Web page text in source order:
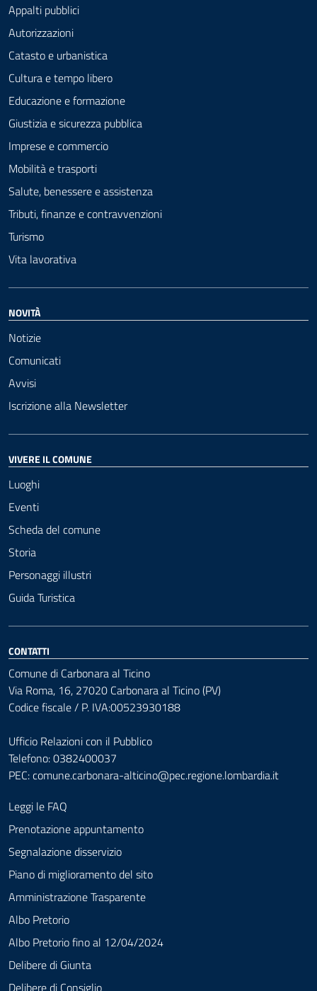
Appalti pubblici
Autorizzazioni
Catasto e urbanistica
Cultura e tempo libero
Educazione e formazione
Giustizia e sicurezza pubblica
Imprese e commercio
Mobilità e trasporti
Salute, benessere e assistenza
Tributi, finanze e contravvenzioni
Turismo
Vita lavorativa
NOVITÀ
Notizie
Comunicati
Avvisi
Iscrizione alla Newsletter
VIVERE IL COMUNE
Luoghi
Eventi
Scheda del comune
Storia
Personaggi illustri
Guida Turistica
CONTATTI
Comune di Carbonara al Ticino
Via Roma, 16, 27020 Carbonara al Ticino (PV)
Codice fiscale / P. IVA:00523930188
Ufficio Relazioni con il Pubblico
Telefono: 0382400037
PEC:comune.carbonara-alticino@pec.regione.lombardia.it
Leggi le FAQ
Prenotazione appuntamento
Segnalazione disservizio
Piano di miglioramento del sito
Amministrazione Trasparente
Albo Pretorio
Albo Pretorio fino al 12/04/2024
Delibere di Giunta
Delibere di Consiglio